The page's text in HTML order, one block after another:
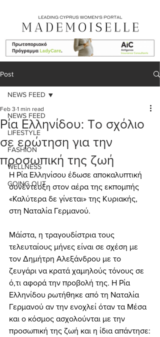
Post
NEWS FEED
LIFESTYLE
FASHION
WELLNESS
GOING OUT
NEWS FEED
Ρία Ελληνίδου: To σχόλιο
σε ερώτηση για την
προσωπική της ζωή
Feb 3 1 min read
Η Ρία Ελληνίσου έδωσε αποκαλυπτική
συνέντευξη στον αέρα της εκπομπής
«Καλύτερα δε γίνεται» της Κυριακής,
στη Ναταλία Γερμανού.
Μάίστα, η τραγουδίστρια τους
τελευταίους μήνες είναι σε σχέση με
τον Δημήτρη Αλεξάνδρου με το
ζευγάρι να κρατά χαμηλούς τόνους σε
ό,τι αφορά την προβολή της. Η Ρία
Ελληνίδου ρωτήθηκε από τη Ναταλία
Γερμανού αν την ενοχλεί όταν τα Μέσα
και ο κόσμος ασχολούνται με την
προσωπική της ζωή και η ίδια απάντησε: